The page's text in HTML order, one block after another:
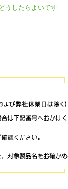
うしたらよいです